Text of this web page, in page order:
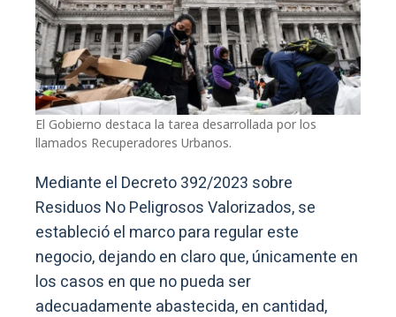
El Gobierno destaca la tarea desarrollada por los
llamados Recuperadores Urbanos.
Mediante el Decreto 392/2023 sobre
Residuos No Peligrosos Valorizados, se
estableció el marco para regular este
negocio, dejando en claro que, únicamente en
los casos en que no pueda ser
adecuadamente abastecida, en cantidad,